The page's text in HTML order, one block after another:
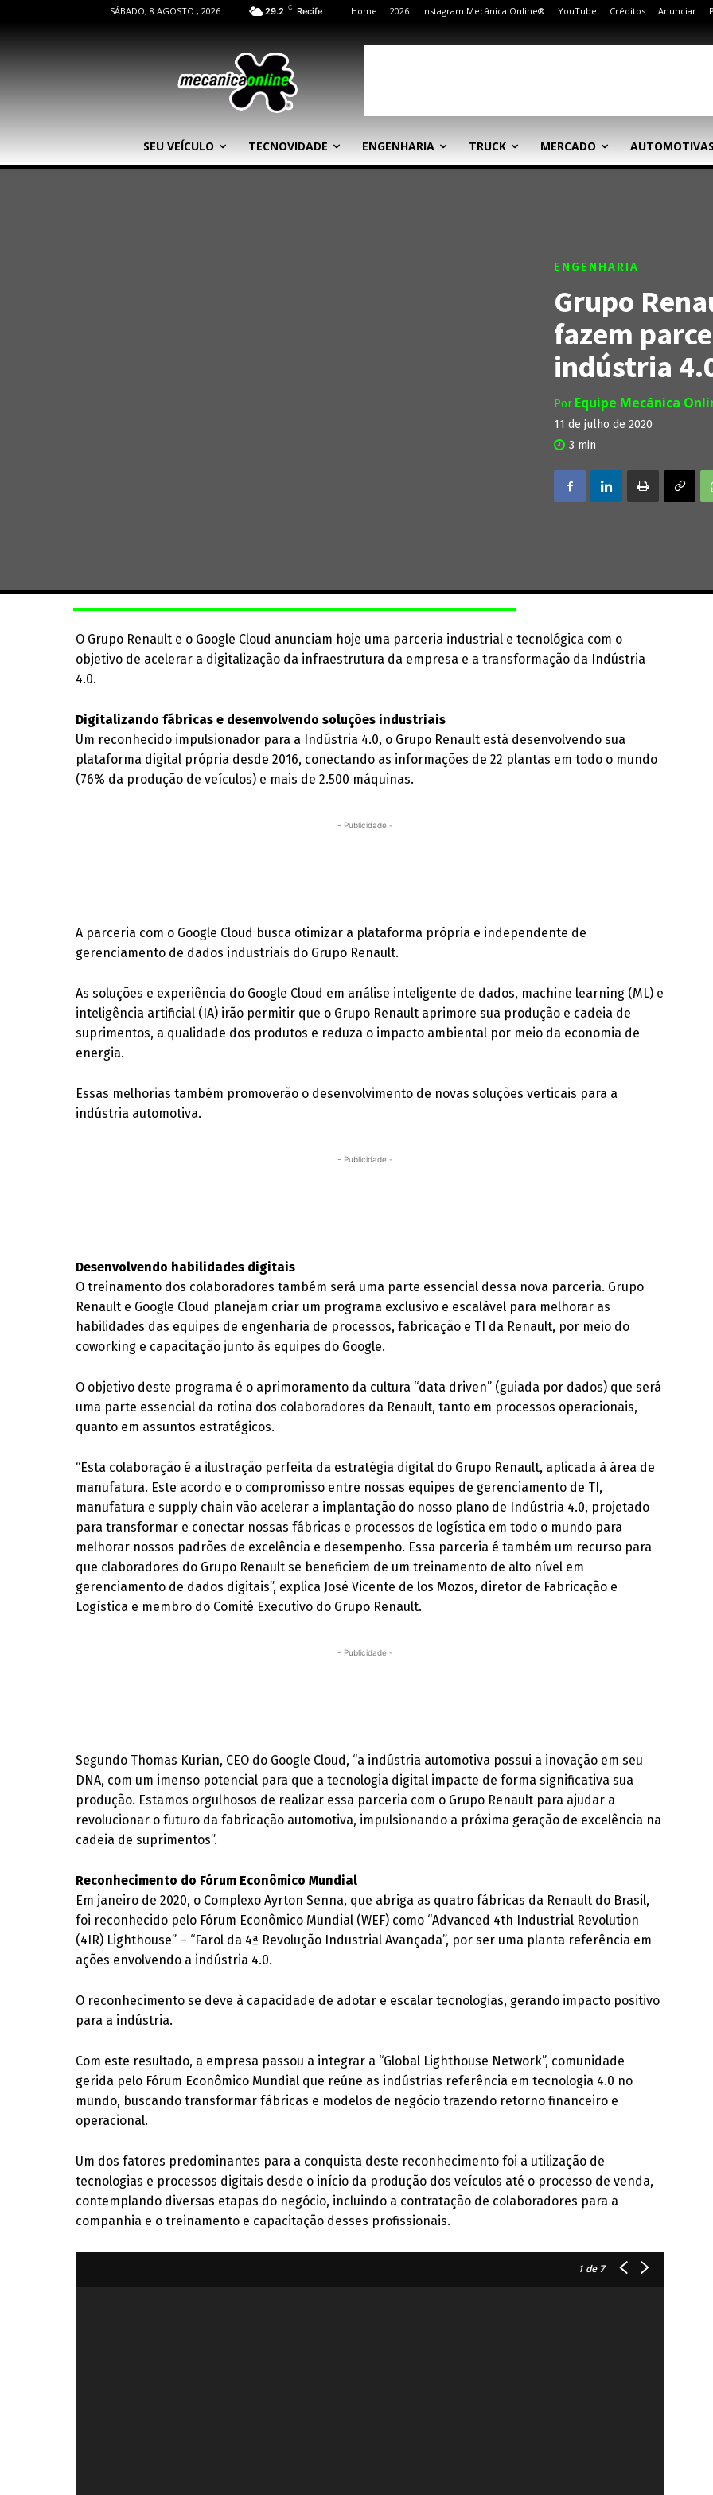
SÁBADO, 8 AGOSTO , 2026 29.2 C Recife Home 2026 Instagram Mecânica Online® YouTube Créditos Anunciar
SEU VEÍCULO TECNOVIDADE ENGENHARIA TRUCK MERCADO AUTOMOTIVAS
ENGENHARIA
Grupo
fazem
indústria
Por Equipe Mecânica
11 de julho de 2020
3 min
O Grupo Renault e o Google Cloud anunciam hoje uma parceria industrial e tecnológica com o
objetivo de acelerar a digitalização da infraestrutura da empresa e a transformação da Indústria
4.0.
Digitalizando fábricas e desenvolvendo soluções industriais
Um reconhecido impulsionador para a Indústria 4.0, o Grupo Renault está desenvolvendo sua
plataforma digital própria desde 2016, conectando as informações de 22 plantas em todo o mundo
(76% da produção de veículos) e mais de 2.500 máquinas.
- Publicidade -
A parceria com o Google Cloud busca otimizar a plataforma própria e independente de
gerenciamento de dados industriais do Grupo Renault.
As soluções e experiência do Google Cloud em análise inteligente de dados, machine learning (ML) e
inteligência artificial (IA) irão permitir que o Grupo Renault aprimore sua produção e cadeia de
suprimentos, a qualidade dos produtos e reduza o impacto ambiental por meio da economia de
energia.
Essas melhorias também promoverão o desenvolvimento de novas soluções verticais para a
indústria automotiva.
- Publicidade -
Desenvolvendo habilidades digitais
O treinamento dos colaboradores também será uma parte essencial dessa nova parceria. Grupo
Renault e Google Cloud planejam criar um programa exclusivo e escalável para melhorar as
habilidades das equipes de engenharia de processos, fabricação e TI da Renault, por meio do
coworking e capacitação junto às equipes do Google.
O objetivo deste programa é o aprimoramento da cultura “data driven” (guiada por dados) que será
uma parte essencial da rotina dos colaboradores da Renault, tanto em processos operacionais,
quanto em assuntos estratégicos.
“Esta colaboração é a ilustração perfeita da estratégia digital do Grupo Renault, aplicada à área de
manufatura. Este acordo e o compromisso entre nossas equipes de gerenciamento de TI,
manufatura e supply chain vão acelerar a implantação do nosso plano de Indústria 4.0, projetado
para transformar e conectar nossas fábricas e processos de logística em todo o mundo para
melhorar nossos padrões de excelência e desempenho. Essa parceria é também um recurso para
que claboradores do Grupo Renault se beneficiem de um treinamento de alto nível em
gerenciamento de dados digitais”, explica José Vicente de los Mozos, diretor de Fabricação e
Logística e membro do Comitê Executivo do Grupo Renault.
- Publicidade -
Segundo Thomas Kurian, CEO do Google Cloud, “a indústria automotiva possui a inovação em seu
DNA, com um imenso potencial para que a tecnologia digital impacte de forma significativa sua
produção. Estamos orgulhosos de realizar essa parceria com o Grupo Renault para ajudar a
revolucionar o futuro da fabricação automotiva, impulsionando a próxima geração de excelência na
cadeia de suprimentos”.
Reconhecimento do Fórum Econômico Mundial
Em janeiro de 2020, o Complexo Ayrton Senna, que abriga as quatro fábricas da Renault do Brasil,
foi reconhecido pelo Fórum Econômico Mundial (WEF) como “Advanced 4th Industrial Revolution
(4IR) Lighthouse” – “Farol da 4ª Revolução Industrial Avançada”, por ser uma planta referência em
ações envolvendo a indústria 4.0.
O reconhecimento se deve à capacidade de adotar e escalar tecnologias, gerando impacto positivo
para a indústria.
Com este resultado, a empresa passou a integrar a “Global Lighthouse Network”, comunidade
gerida pelo Fórum Econômico Mundial que reúne as indústrias referência em tecnologia 4.0 no
mundo, buscando transformar fábricas e modelos de negócio trazendo retorno financeiro e
operacional.
Um dos fatores predominantes para a conquista deste reconhecimento foi a utilização de
tecnologias e processos digitais desde o início da produção dos veículos até o processo de venda,
contemplando diversas etapas do negócio, incluindo a contratação de colaboradores para a
companhia e o treinamento e capacitação desses profissionais.
1 de 7